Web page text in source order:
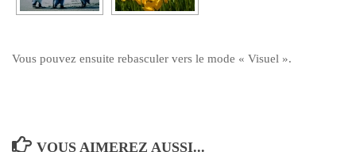
Vous pouvez ensuite rebasculer vers le mode « Visuel ».
VOUS AIMEREZ AUSSI...